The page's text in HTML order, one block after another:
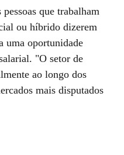
que trabalham
ou híbrido dizerem
uma oportunidade
"O setor de
ao longo dos
mais disputados